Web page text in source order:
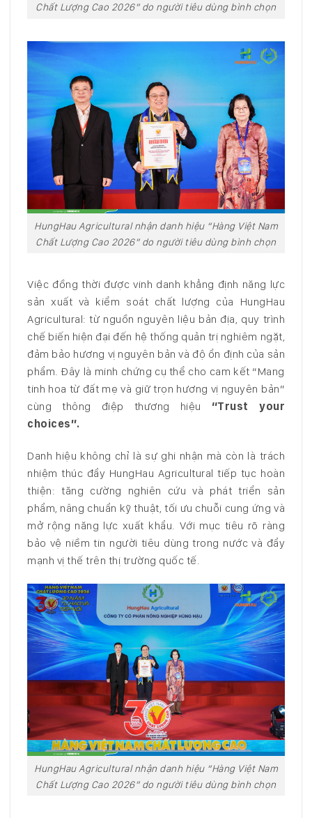
Chất Lượng Cao 2026” do người tiêu dùng bình chọn
HungHau Agricultural nhận danh hiệu “Hàng Việt Nam
Chất Lượng Cao 2026” do người tiêu dùng bình chọn
Việc đồng thời được vinh danh khẳng định năng lực
sản xuất và kiểm soát chất lượng của HungHau
Agricultural: từ nguồn nguyên liệu bản địa, quy trình
chế biến hiện đại đến hệ thống quản trị nghiêm ngặt,
đảm bảo hương vị nguyên bản và độ ổn định của sản
phẩm. Đây là minh chứng cụ thể cho cam kết “Mang
tinh hoa từ đất mẹ và giữ trọn hương vị nguyên bản”
cùng thông điệp thương hiệu “Trust your
choices”.
Danh hiệu không chỉ là sự ghi nhận mà còn là trách
nhiệm thúc đẩy HungHau Agricultural tiếp tục hoàn
thiện: tăng cường nghiên cứu và phát triển sản
phẩm, nâng chuẩn kỹ thuật, tối ưu chuỗi cung ứng và
mở rộng năng lực xuất khẩu. Với mục tiêu rõ ràng
bảo vệ niềm tin người tiêu dùng trong nước và đẩy
mạnh vị thế trên thị trường quốc tế.
HungHau Agricultural nhận danh hiệu “Hàng Việt Nam
Chất Lượng Cao 2026” do người tiêu dùng bình chọn